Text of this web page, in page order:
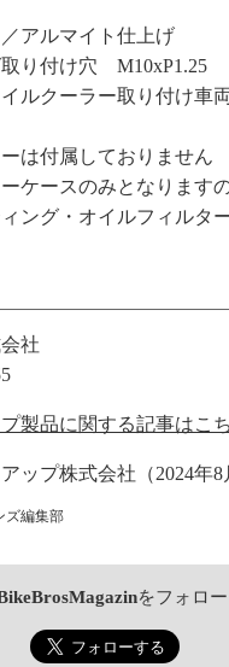
アルマイト仕上げ
取り付け穴 M10xP1.25
ルクーラー取り付け車
は付属しておりません
ケースのみとなります
ング・オイルフィルタ
社
製品に関する記事はこ
ップ株式会社（2024年8
ズ編集部
をフォロ